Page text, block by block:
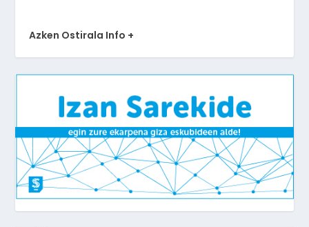
Azken Ostirala Info +